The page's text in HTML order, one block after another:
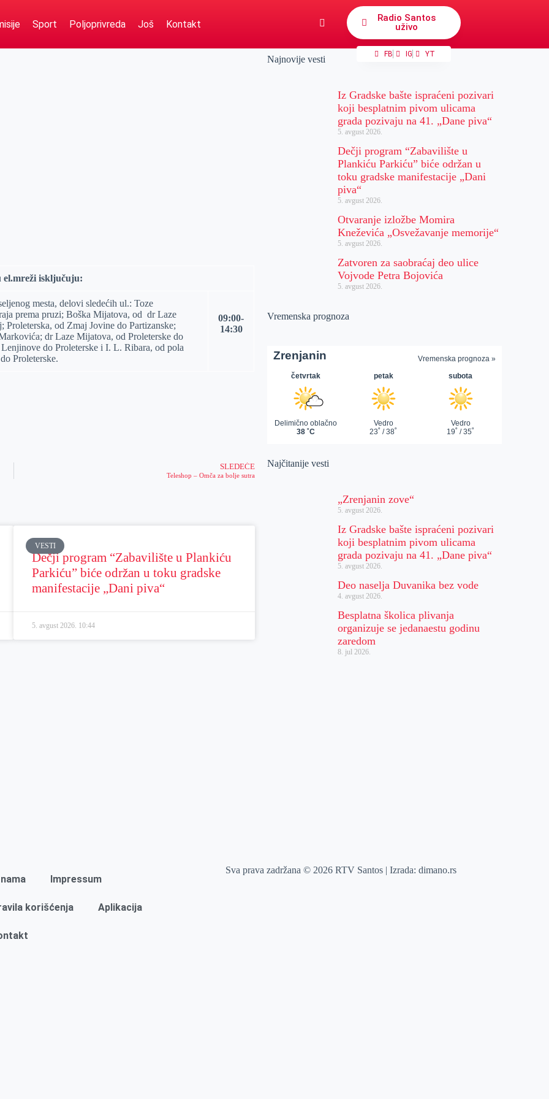
Sport Poljoprivreda Još Kontakt
Radio Santos
uživo
FB IG YT
el.mreži isključuju:
mesta, delovi sledećih ul.: Toze
prema pruzi; Boška Mijatova, od dr Laze
Proleterska, od Zmaj Jovine do Partizanske;
dr Laze Mijatova, od Proleterske do
do Proleterske i I. L. Ribara, od pola
Proleterske.
09:00-
14:30
SLEDEĆE
Teleshop – Omča za bolje sutra
VESTI
Dečji program “Zabavilište u Plankiću
Parkiću” biće održan u toku gradske
manifestacije „Dani piva“
5. avgust 2026. 10:44
Najnovije vesti
Iz Gradske bašte ispraćeni pozivari
koji besplatnim pivom ulicama
grada pozivaju na 41. „Dane piva“
5. avgust 2026.
Dečji program “Zabavilište u
Plankiću Parkiću” biće održan u
toku gradske manifestacije „Dani
piva“
5. avgust 2026.
Otvaranje izložbe Momira
Kneževića „Osvežavanje memorije“
5. avgust 2026.
Zatvoren za saobraćaj deo ulice
Vojvode Petra Bojovića
5. avgust 2026.
Vremenska prognoza
Najčitanije vesti
„Zrenjanin zove“
5. avgust 2026.
Iz Gradske bašte ispraćeni pozivari
koji besplatnim pivom ulicama
grada pozivaju na 41. „Dane piva“
5. avgust 2026.
Deo naselja Duvanika bez vode
4. avgust 2026.
Besplatna školica plivanja
organizuje se jedanaestu godinu
zaredom
8. jul 2026.
Impressum
korišćenja Aplikacija
Sva prava zadržana © 2026 RTV Santos | Izrada:dimano.rs